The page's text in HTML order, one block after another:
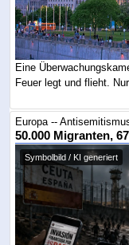
Eine
Feuer legt und flieht.
Europa --
50.000 Migranten,
Symbolbild / KI generiert